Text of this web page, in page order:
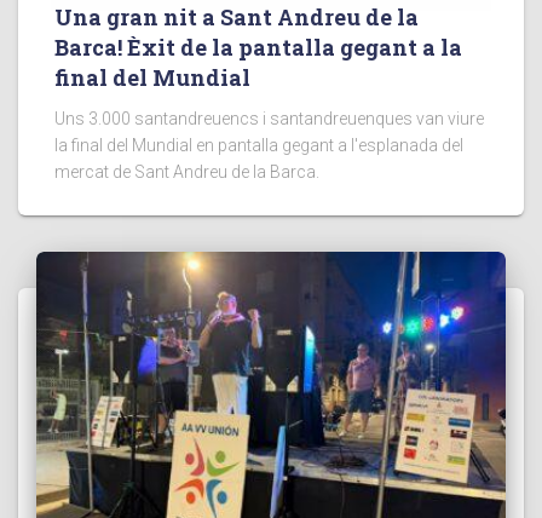
Una gran nit a Sant Andreu de la
Barca! Èxit de la pantalla gegant a la
final del Mundial
Uns 3.000 santandreuencs i santandreuenques van viure
la final del Mundial en pantalla gegant a l'esplanada del
mercat de Sant Andreu de la Barca.